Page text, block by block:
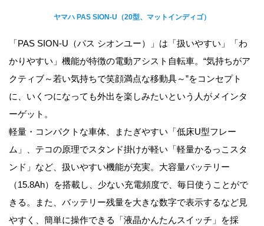
ヤマハ PAS SION-U（20型、マットインディゴ）
「PAS SION-U（パス シオンユー）」は「扱いやすい」「わ
かりやすい」機能が特徴の電動アシスト自転車。“気持ちがア
クティブ～若い気持ちで笑顔満点な移動具～”をコンセプト
に、いくつになっても外出を楽しみたいという人がメインタ
ーゲット。
軽量・コンパクトな車体、またぎやすい「低床U型フレー
ム」、テコの原理でスタンド掛けが軽い「軽量かるっこスタ
ンド」など、扱いやすい機能が充実。大容量バッテリー
（15.8Ah）を搭載し、少ない充電頻度で、毎日使うことがで
きる。また、バッテリー残量を大きな数字で表示するなど見
やすく、簡単に操作できる「液晶かんたんスイッチ」を採